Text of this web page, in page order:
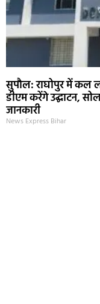
सुपौल: राघोपुर में कल
डीएम करेंगे उद्घाटन,
जानकारी
News Express Bihar